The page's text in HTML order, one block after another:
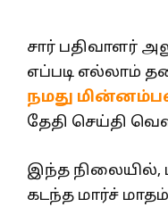
சார் பதிவாளர்
எப்படி எல்லாம்
நமது
தேதி செய்தி
இந்த நிலையில்,
கடந்த மார்ச்